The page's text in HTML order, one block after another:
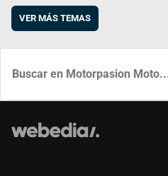
VER MÁS TEMAS